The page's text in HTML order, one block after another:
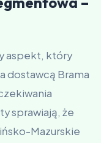
aspekt, który
dostawcą Brama
sprawiają, że
Mazurskie